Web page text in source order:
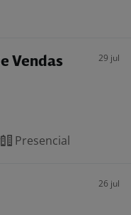
Vendas
29 jul
Presencial
26 jul